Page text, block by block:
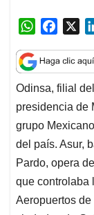
W
a
t
s
A
p
p
c
e
b
o
o
k
Odinsa, filial
presidencia de
grupo
del país. Asur,
Pardo, opera
que controlaba
Aeropuertos